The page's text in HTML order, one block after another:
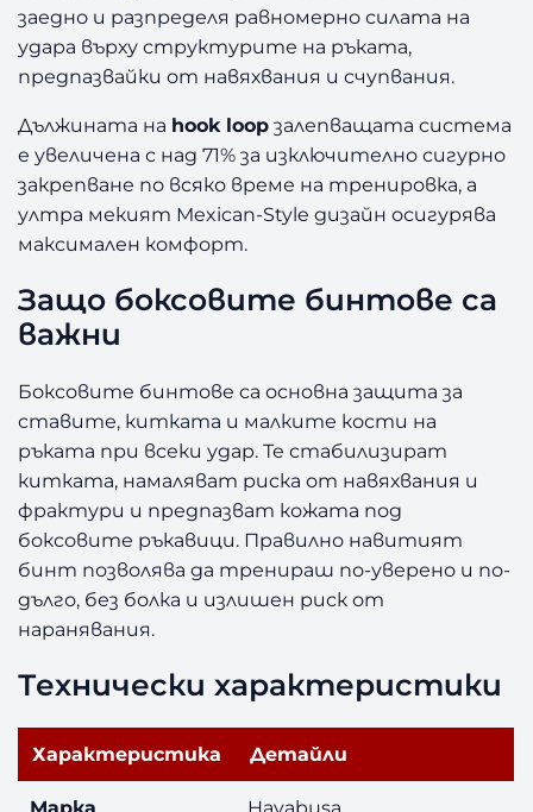
u
s
a
r
e
e
n
4
0
с
м
заедно и разпределя равномерно силата на
удара върху структурите на ръката,
предпазвайки от навяхвания и счупвания.
Дължината на hook loop залепващата система
е увеличена с над 71% за изключително сигурно
закрепване по всяко време на тренировка, а
ултра мекият Mexican-Style дизайн осигурява
максимален комфорт.
Защо боксовите бинтове са
важни
Боксовите бинтове са основна защита за
ставите, китката и малките кости на
ръката при всеки удар. Те стабилизират
китката, намаляват риска от навяхвания и
фрактури и предпазват кожата под
боксовите ръкавици. Правилно навитият
бинт позволява да тренираш по-уверено и по-
дълго, без болка и излишен риск от
наранявания.
Технически характеристики
Характеристика Детайли
Марка Hayabusa